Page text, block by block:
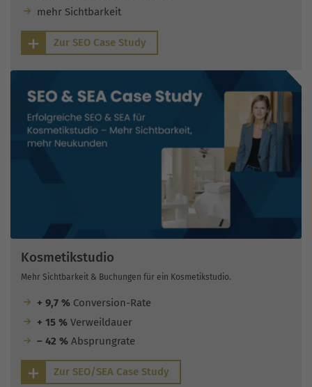
mehr Sichtbarkeit
Zur SEO Case Study
Kosmetikstudio
Mehr Sichtbarkeit & Buchungen für ein Kosmetikstudio.
+ 9,7 % Conversion-Rate
+ 15 % Verweildauer
– 42 % Absprungrate
Zur SEO/SEA Case Study